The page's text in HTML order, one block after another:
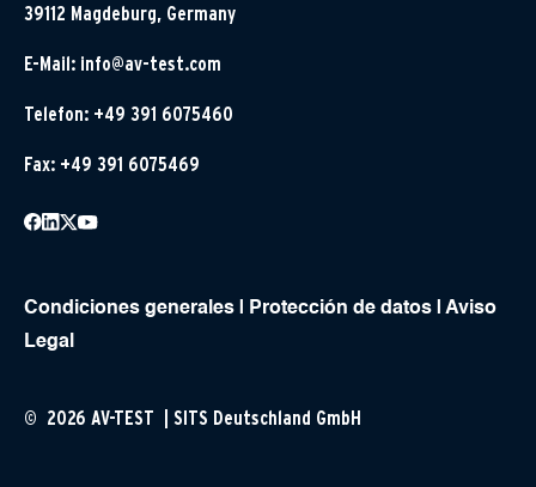
39112 Magdeburg, Germany
E-Mail: info@av-test.com
Telefon: +49 391 6075460
Fax: +49 391 6075469
Condiciones generales Protección de datos
Aviso
Legal
© 2026 AV-TEST | SITS Deutschland GmbH